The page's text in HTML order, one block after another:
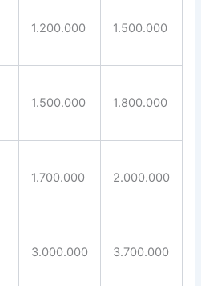
1.200.000 1.500.000
1.500.000 1.800.000
1.700.000 2.000.000
3.000.000 3.700.000